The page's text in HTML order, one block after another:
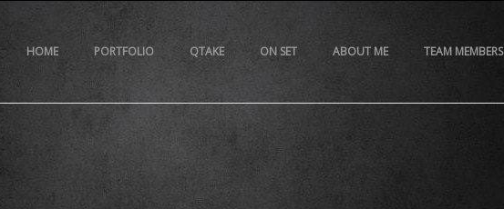
HOME PORTFOLIO QTAKE ON SET ABOUT ME TEAM MEMBERS